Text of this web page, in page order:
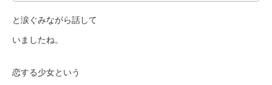
と涙ぐみながら話して
いましたね。
恋する少女という